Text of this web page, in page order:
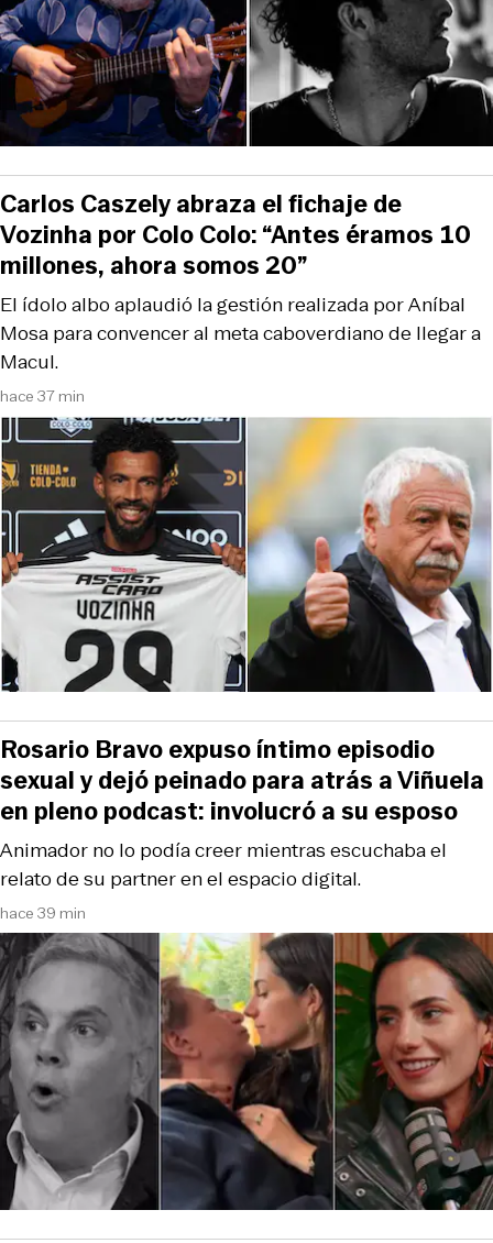
hace 37 min
El ídolo albo aplaudió la gestión realizada por Aníbal
Mosa para convencer al meta caboverdiano de llegar a
Macul.
Carlos Caszely abraza el fichaje de
Vozinha por Colo Colo: “Antes éramos 10
millones, ahora somos 20”
hace 39 min
Animador no lo podía creer mientras escuchaba el
relato de su partner en el espacio digital.
Rosario Bravo expuso íntimo episodio
sexual y dejó peinado para atrás a Viñuela
en pleno podcast: involucró a su esposo